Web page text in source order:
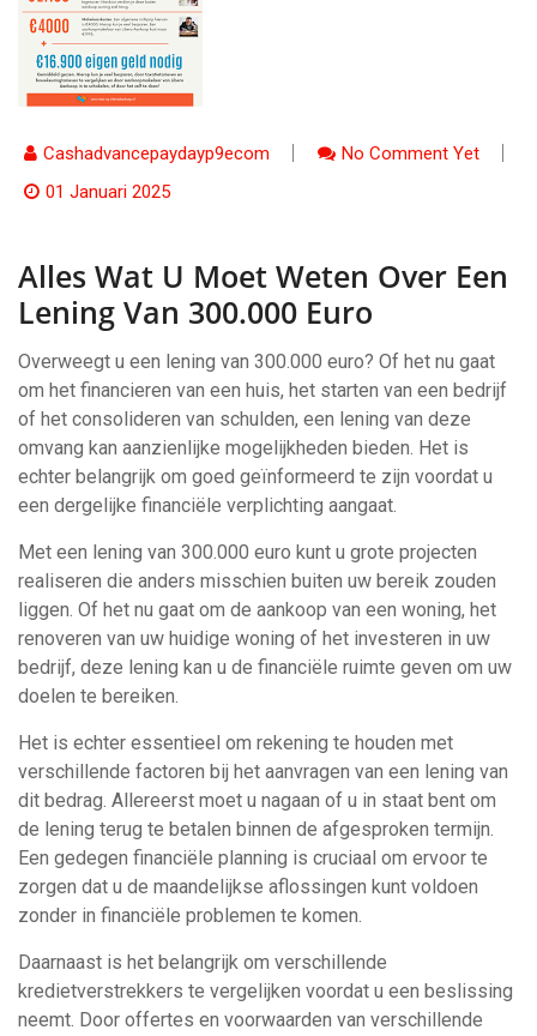
Cashadvancepaydayp9ecom
No Comment Yet
01 Januari 2025
Alles Wat U Moet Weten Over Een
Lening Van 300.000 Euro
Overweegt u een lening van 300.000 euro? Of het nu gaat
om het financieren van een huis, het starten van een bedrijf
of het consolideren van schulden, een lening van deze
omvang kan aanzienlijke mogelijkheden bieden. Het is
echter belangrijk om goed geïnformeerd te zijn voordat u
een dergelijke financiële verplichting aangaat.
Met een lening van 300.000 euro kunt u grote projecten
realiseren die anders misschien buiten uw bereik zouden
liggen. Of het nu gaat om de aankoop van een woning, het
renoveren van uw huidige woning of het investeren in uw
bedrijf, deze lening kan u de financiële ruimte geven om uw
doelen te bereiken.
Het is echter essentieel om rekening te houden met
verschillende factoren bij het aanvragen van een lening van
dit bedrag. Allereerst moet u nagaan of u in staat bent om
de lening terug te betalen binnen de afgesproken termijn.
Een gedegen financiële planning is cruciaal om ervoor te
zorgen dat u de maandelijkse aflossingen kunt voldoen
zonder in financiële problemen te komen.
Daarnaast is het belangrijk om verschillende
kredietverstrekkers te vergelijken voordat u een beslissing
neemt. Door offertes en voorwaarden van verschillende